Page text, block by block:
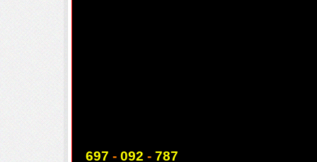
697 - 092 - 787